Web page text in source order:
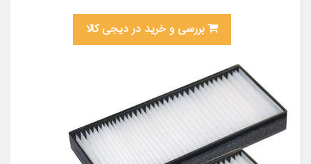
بررسی و خرید در دیجی کالا